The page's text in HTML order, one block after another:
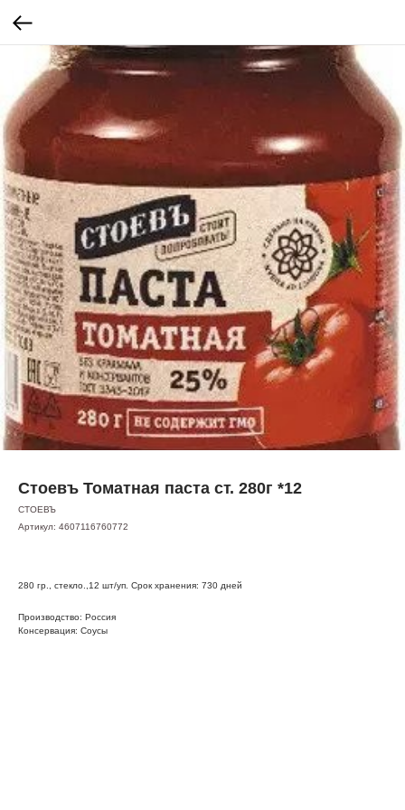
Стоевъ Томатная паста ст. 280г *12
СТОЕВЪ
Артикул: 4607116760772
280 гр., стекло.,12 шт/уп. Срок хранения: 730 дней
Производство: Россия
Консервация: Соусы